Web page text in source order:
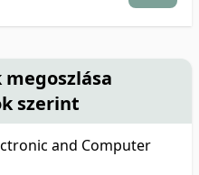
szerint
and Computer